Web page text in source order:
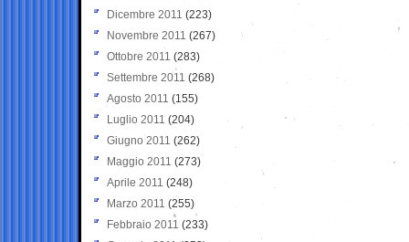
Dicembre 2011 (223)
Novembre 2011 (267)
Ottobre 2011 (283)
Settembre 2011 (268)
Agosto 2011 (155)
Luglio 2011 (204)
Giugno 2011 (262)
Maggio 2011 (273)
Aprile 2011 (248)
Marzo 2011 (255)
Febbraio 2011 (233)